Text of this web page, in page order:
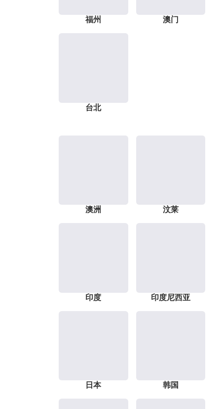
福州 澳门
台北
澳洲 汶莱
印度 印度尼西亚
日本 韩国